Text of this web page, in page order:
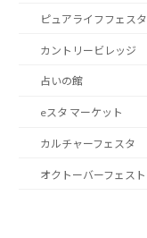
ピュアライフフェスタ
カントリービレッジ
占いの館
eスタ マーケット
カルチャーフェスタ
オクトーバーフェスト